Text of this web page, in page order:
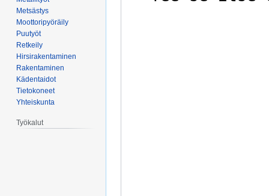
Metsästys
Moottoripyöräily
Puutyöt
Retkeily
Hirsirakentaminen
Rakentaminen
Kädentaidot
Tietokoneet
Yhteiskunta
Työkalut